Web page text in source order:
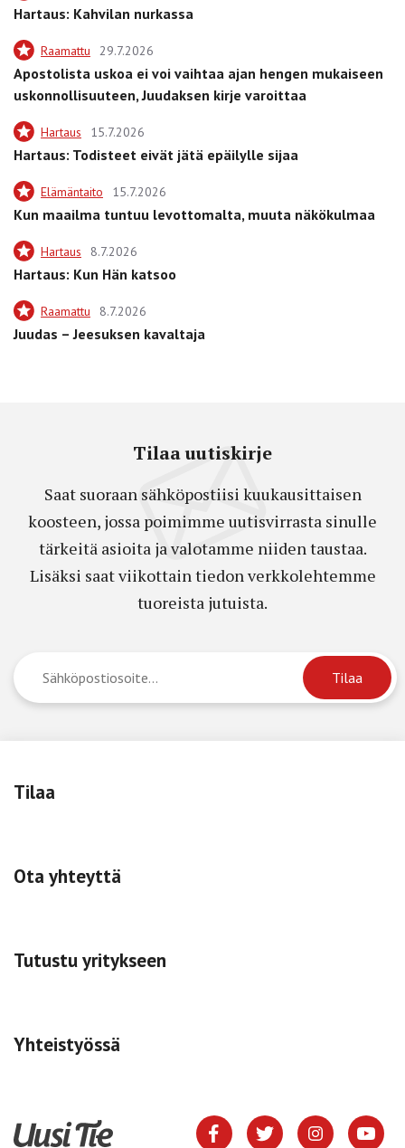
Hartaus: Kahvilan nurkassa
Raamattu 29.7.2026
Apostolista uskoa ei voi vaihtaa ajan hengen mukaiseen
uskonnollisuuteen, Juudaksen kirje varoittaa
Hartaus 15.7.2026
Hartaus: Todisteet eivät jätä epäilylle sijaa
Elämäntaito 15.7.2026
Kun maailma tuntuu levottomalta, muuta näkökulmaa
Hartaus 8.7.2026
Hartaus: Kun Hän katsoo
Raamattu 8.7.2026
Juudas – Jeesuksen kavaltaja
Tilaa uutiskirje
Saat suoraan sähköpostiisi kuukausittaisen
koosteen, jossa poimimme uutisvirrasta sinulle
tärkeitä asioita ja valotamme niiden taustaa.
Lisäksi saat viikottain tiedon verkkolehtemme
tuoreista jutuista.
Tilaa
Ota yhteyttä
Tutustu yritykseen
Yhteistyössä